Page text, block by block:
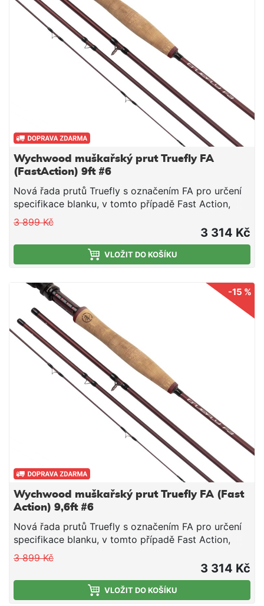
Wychwood muškařský prut Truefly FA
(FastAction) 9ft #6
Nová řada prutů Truefly s označením FA pro určení
specifikace blanku, v tomto případě Fast Action,
tedy rychlá akce. Krásný design s maximálním
výkonem.
3 899 Kč
3 314 Kč
VLOŽIT DO KOŠÍKU
-15 %
Wychwood muškařský prut Truefly FA (Fast
Action) 9,6ft #6
Nová řada prutů Truefly s označením FA pro určení
specifikace blanku, v tomto případě Fast Action,
tedy rychlá akce. Krásný design s maximálním
výkonem.
3 899 Kč
3 314 Kč
VLOŽIT DO KOŠÍKU